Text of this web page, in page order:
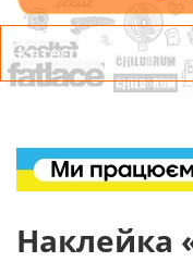
Категорії
Наклейка